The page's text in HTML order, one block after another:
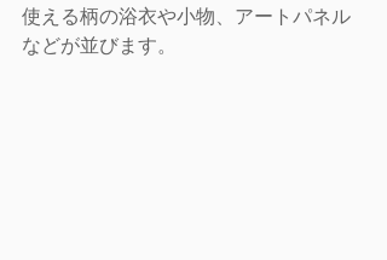
使える柄の浴衣や小物、アートパネル
などが並びます。